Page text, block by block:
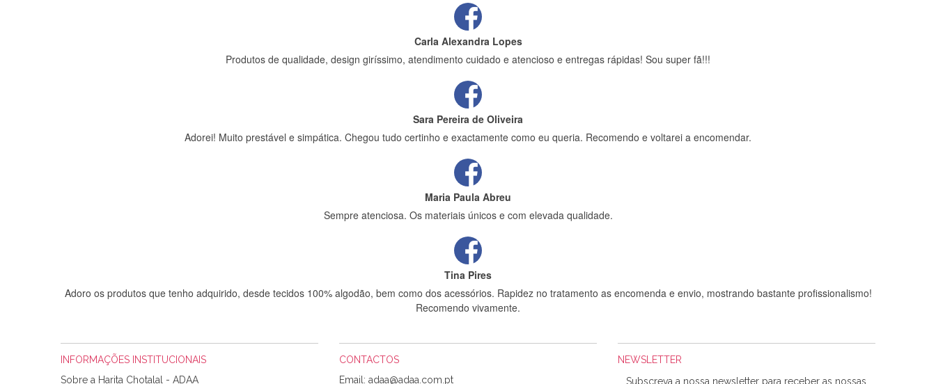
Carla Alexandra Lopes
Produtos de qualidade, design giríssimo, atendimento cuidado e atencioso e entregas rápidas! Sou super fã!!!
Sara Pereira de Oliveira
Adorei! Muito prestável e simpática. Chegou tudo certinho e exactamente como eu queria. Recomendo e voltarei a encomendar.
Maria Paula Abreu
Sempre atenciosa. Os materiais únicos e com elevada qualidade.
Tina Pires
Adoro os produtos que tenho adquirido, desde tecidos 100% algodão, bem como dos acessórios. Rapidez no tratamento as encomenda e envio, mostrando bastante profissionalismo!
Recomendo vivamente.
Sílvia Maria Bernardino Mestre
INFORMAÇÕES INSTITUCIONAIS
Sobre a Harita Chotalal - ADAA
CONTACTOS
Email:
NEWSLETTER
Subscreva a nossa newsletter para receber as nossas